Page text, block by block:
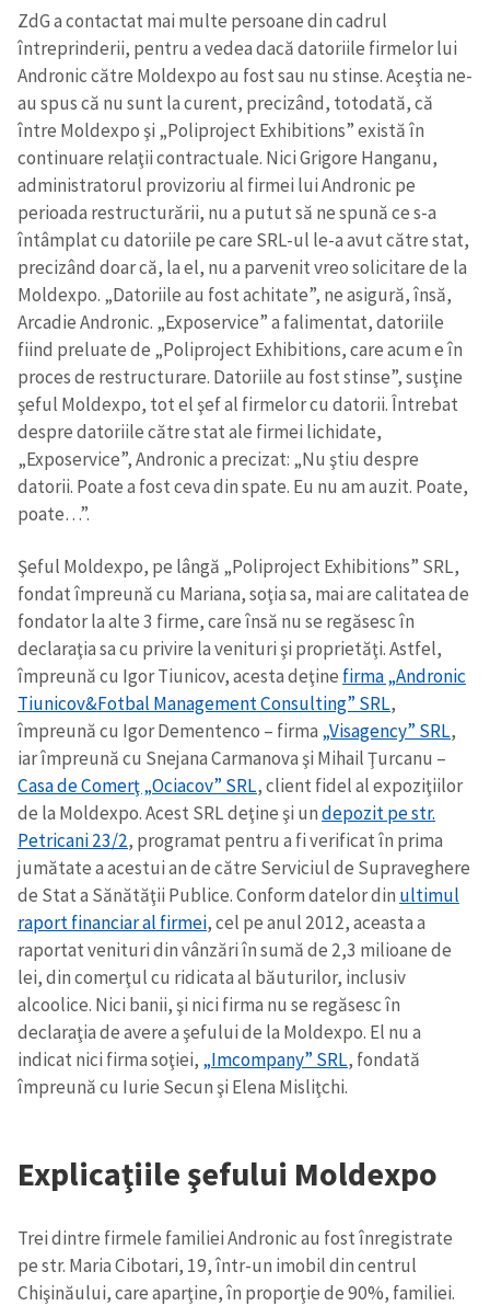
ZdG a contactat mai multe persoane din cadrul
întreprinderii, pentru a vedea dacă datoriile firmelor lui
Andronic către Moldexpo au fost sau nu stinse. Aceştia ne-
au spus că nu sunt la curent, precizând, totodată, că
între Moldexpo şi „Poliproject Exhibitions” există în
continuare relaţii contractuale. Nici Grigore Hanganu,
administratorul provizoriu al firmei lui Andronic pe
perioada restructurării, nu a putut să ne spună ce s-a
întâmplat cu datoriile pe care SRL-ul le-a avut către stat,
precizând doar că, la el, nu a parvenit vreo solicitare de la
Moldexpo. „Datoriile au fost achitate”, ne asigură, însă,
Arcadie Andronic. „Exposervice” a falimentat, datoriile
fiind preluate de „Poliproject Exhibitions, care acum e în
proces de restructurare. Datoriile au fost stinse”, susţine
şeful Moldexpo, tot el şef al firmelor cu datorii. Întrebat
despre datoriile către stat ale firmei lichidate,
„Exposervice”, Andronic a precizat: „Nu ştiu despre
datorii. Poate a fost ceva din spate. Eu nu am auzit. Poate,
poate…”.
Şeful Moldexpo, pe lângă „Poliproject Exhibitions” SRL,
fondat împreună cu Mariana, soţia sa, mai are calitatea de
fondator la alte 3 firme, care însă nu se regăsesc în
declaraţia sa cu privire la venituri şi proprietăţi. Astfel,
împreună cu Igor Tiunicov, acesta deţine firma „Andronic
Tiunicov&Fotbal Management Consulting” SRL,
împreună cu Igor Dementenco – firma „Visagency” SRL,
iar împreună cu Snejana Carmanova şi Mihail Ţurcanu –
Casa de Comerţ „Ociacov” SRL, client fidel al expoziţiilor
de la Moldexpo. Acest SRL deţine şi undepozit pe str.
Petricani 23/2, programat pentru a fi verificat în prima
jumătate a acestui an de către Serviciul de Supraveghere
de Stat a Sănătăţii Publice. Conform datelor din ultimul
raport financiar al firmei, cel pe anul 2012, aceasta a
raportat venituri din vânzări în sumă de 2,3 milioane de
lei, din comerţul cu ridicata al băuturilor, inclusiv
alcoolice. Nici banii, şi nici firma nu se regăsesc în
declaraţia de avere a şefului de la Moldexpo. El nu a
indicat nici firma soţiei, „Imcompany” SRL, fondată
împreună cu Iurie Secun şi Elena Misliţchi.
Explicaţiile şefului Moldexpo
Trei dintre firmele familiei Andronic au fost înregistrate
pe str. Maria Cibotari, 19, într-un imobil din centrul
Chişinăului, care aparţine, în proporţie de 90%, familiei.